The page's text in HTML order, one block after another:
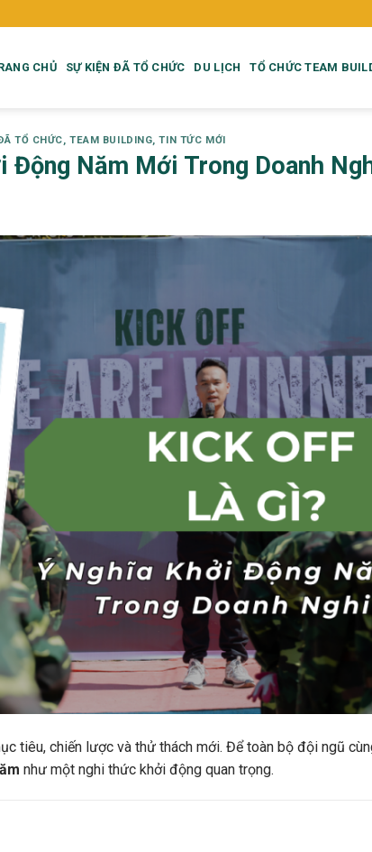
CHỦ SỰ KIỆN ĐÃ TỔ CHỨC DU LỊCH TỔ CHỨC TEAM
TỔ CHỨC,TEAM BUILDING,TIN TỨC MỚI
Động Năm Mới Trong Doanh
tiêu, chiến lược và thử thách mới. Để toàn bộ đội ngũ
như một nghi thức khởi động quan trọng.